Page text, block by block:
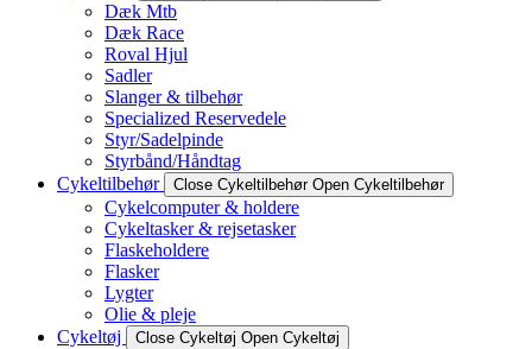
Dæk Mtb
Dæk Race
Roval Hjul
Sadler
Slanger & tilbehør
Specialized Reservedele
Styr/Sadelpinde
Styrbånd/Håndtag
Cykeltilbehør
Close Cykeltilbehør Open Cykeltilbehør
Cykelcomputer & holdere
Cykeltasker & rejsetasker
Flaskeholdere
Flasker
Lygter
Olie & pleje
Cykeltøj
Close Cykeltøj Open Cykeltøj